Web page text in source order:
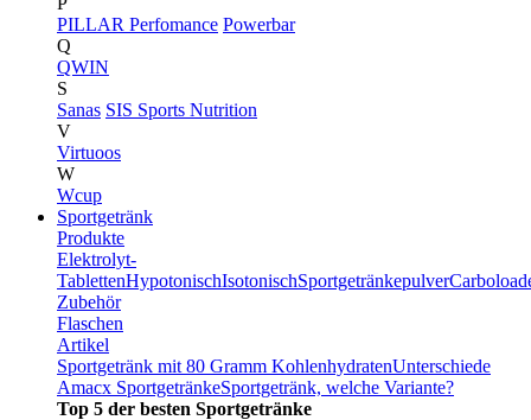
PILLAR Perfomance Powerbar
Q
QWIN
S
Sanas SIS Sports Nutrition
V
Virtuoos
W
Wcup
Sportgetränk
Produkte
Elektrolyt-
TablettenHypotonischIsotonischSportgetränkepulver
Zubehör
Flaschen
Artikel
Sportgetränk mit 80 Gramm KohlenhydratenUnterschiede
Amacx SportgetränkeSportgetränk, welche Variante?
Top 5 der besten Sportgetränke